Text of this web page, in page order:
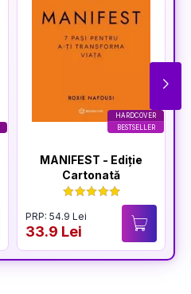
HARDCOVER
BESTSELLER
MANIFEST - Ediție
Cartonată
PRP: 54.9 Lei
33.9 Lei